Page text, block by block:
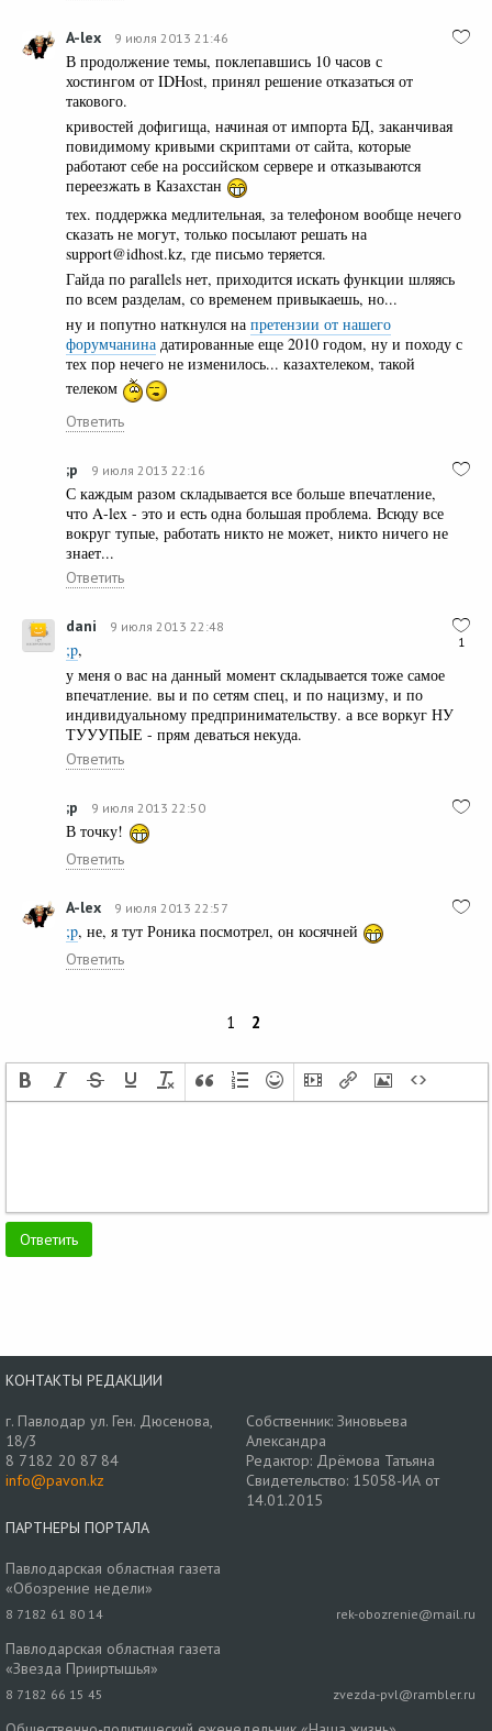
A-lex 9 июля 2013 21:46
В продолжение темы, поклепавшись 10 часов с
хостингом от IDHost, принял решение отказаться от
такового.
кривостей дофигища, начиная от импорта БД, заканчивая
повидимому кривыми скриптами от сайта, которые
работают себе на российском сервере и отказываются
переезжать в Казахстан
тех. поддержка медлительная, за телефоном вообще нечего
сказать не могут, только посылают решать на
support@idhost.kz, где письмо теряется.
Гайда по parallels нет, приходится искать функции шляясь
по всем разделам, со временем привыкаешь, но...
ну и попутно наткнулся на претензии от нашего
форумчанина датированные еще 2010 годом, ну и походу с
тех пор нечего не изменилось... казахтелеком, такой
телеком
Ответить
;p 9 июля 2013 22:16
С каждым разом складывается все больше впечатление,
что A-lex - это и есть одна большая проблема. Всюду все
вокруг тупые, работать никто не может, никто ничего не
знает...
Ответить
1
dani 9 июля 2013 22:48
;p,
у меня о вас на данный момент складывается тоже самое
впечатление. вы и по сетям спец, и по нацизму, и по
индивидуальному предпринимательству. а все воркуг НУ
ТУУУПЫЕ - прям деваться некуда.
Ответить
;p 9 июля 2013 22:50
В точку!
Ответить
A-lex 9 июля 2013 22:57
;p, не, я тут Роника посмотрел, он косячней
Ответить
1 2
КОНТАКТЫ РЕДАКЦИИ
г. Павлодар ул. Ген. Дюсенова,
18/3
8 7182 20 87 84
info@pavon.kz
Собственник: Зиновьева
Александра
Редактор: Дрёмова Татьяна
Свидетельство: 15058-ИА от
14.01.2015
ПАРТНЕРЫ ПОРТАЛА
Павлодарская областная газета
«Обозрение недели»
8 7182 61 80 14 rek-obozrenie@mail.ru
Павлодарская областная газета
«Звезда Прииртышья»
8 7182 66 15 45 zvezda-pvl@rambler.ru